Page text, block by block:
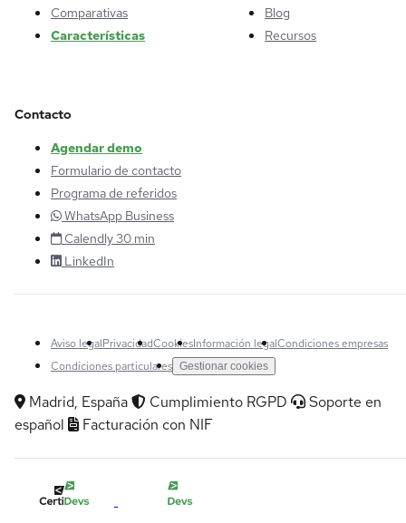
Comparativas
Características
Blog
Recursos
Contacto
Agendar demo
Formulario de contacto
Programa de referidos
WhatsApp Business
Calendly 30 min
LinkedIn
Aviso legalPrivacidadCookiesInformación legalCondiciones empresas
Condiciones particulares Gestionar cookies
Madrid, España Cumplimiento RGPD
Soporte en
español
Facturación con NIF